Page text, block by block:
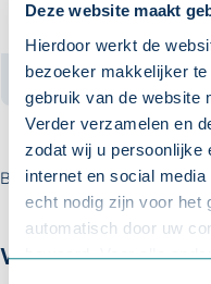
Deze website maakt
Hierdoor werkt de
bezoeker makkelijker
gebruik van de website
Verder verzamelen en
zodat wij u persoonlijke
internet en social
echt nodig zijn voor het
automatisch door uw
bewaard. Voor alle
Interne
TOTALE KOSTEN VAN
Bron: MKB Servicedesk,
Werkstress